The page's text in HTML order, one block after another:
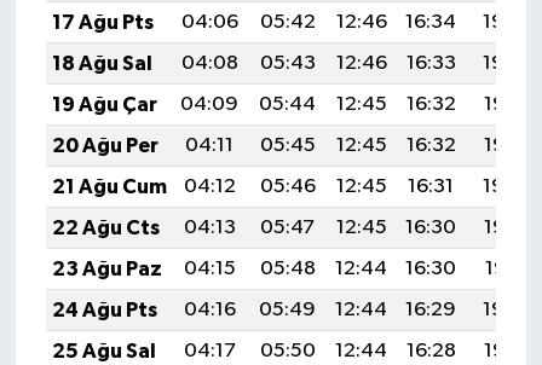
17 Ağu Pts
04:06 05:42 12:46 16:34
19:40
18 Ağu Sal
04:08 05:43 12:46 16:33
19:39
19 Ağu Çar
04:09 05:44 12:45 16:32
19:37
20 Ağu Per
04:11 05:45 12:45 16:32
19:36
21 Ağu Cum
04:12 05:46 12:45 16:31
19:34
22 Ağu Cts
04:13 05:47 12:45 16:30
19:33
23 Ağu Paz
04:15 05:48 12:44 16:30
19:31
24 Ağu Pts
04:16 05:49 12:44 16:29
19:30
25 Ağu Sal
04:17 05:50 12:44 16:28 19:28